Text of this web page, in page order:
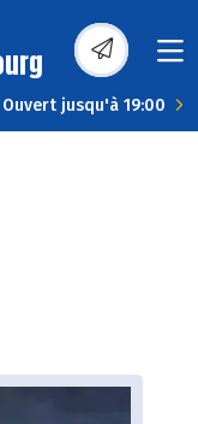
Ouvert jusqu'à 19:00